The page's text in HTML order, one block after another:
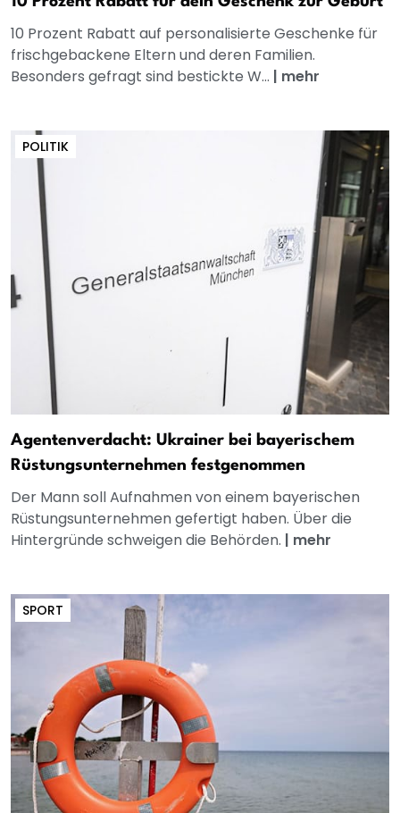
10 Prozent Rabatt auf personalisierte Geschenke für
frischgebackene Eltern und deren Familien.
Besonders gefragt sind bestickte W... | mehr
POLITIK
Agentenverdacht: Ukrainer bei bayerischem
Rüstungsunternehmen festgenommen
Der Mann soll Aufnahmen von einem bayerischen
Rüstungsunternehmen gefertigt haben. Über die
Hintergründe schweigen die Behörden. | mehr
SPORT